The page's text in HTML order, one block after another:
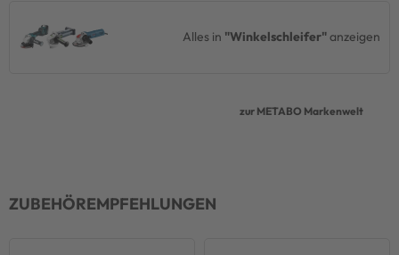
Alles in "Winkelschleifer"anzeigen
zur METABO Markenwelt
ZUBEHÖREMPFEHLUNGEN